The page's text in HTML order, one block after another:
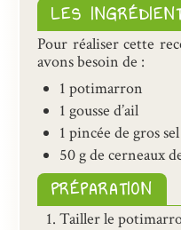
LES
Pour réaliser cette
avons besoin de :
1 potimarron
1 gousse d’ail
1 pincée de gros sel
50 g de cerneaux
PRÉPARATION
Tailler le